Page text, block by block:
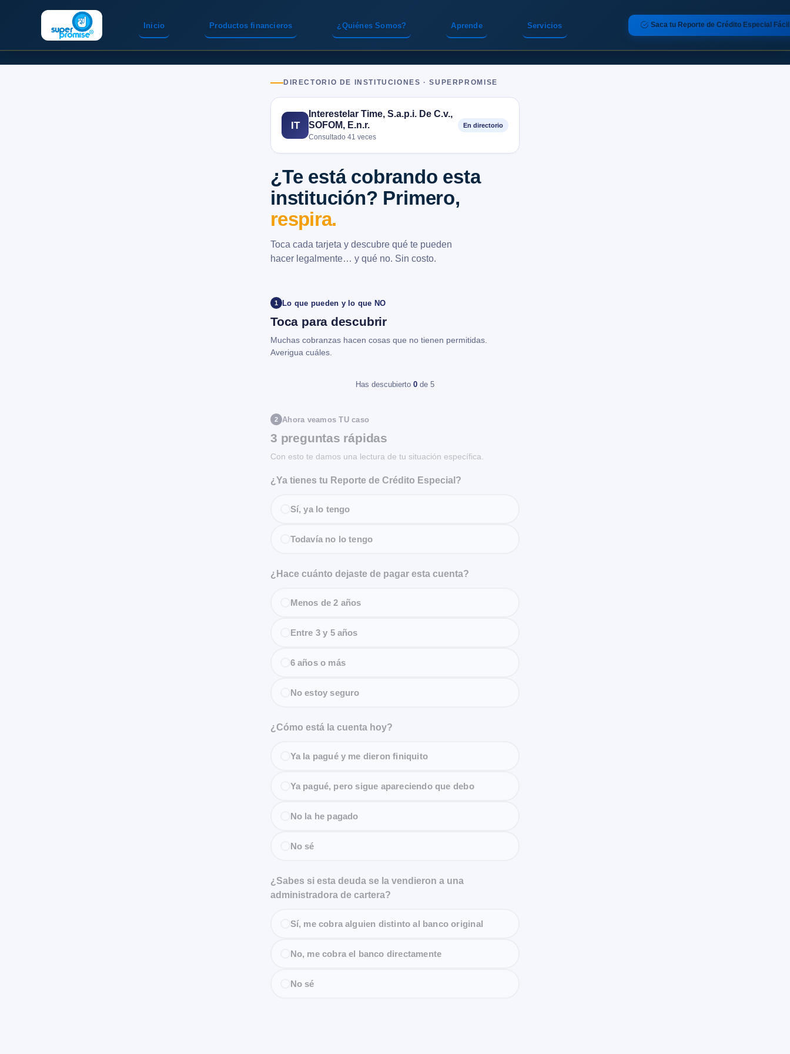
Inicio Servicios
Productos financieros ¿Quiénes Somos? Aprende Saca tu Reporte de Crédito Especial Fácil
DIRECTORIO DE INSTITUCIONES · SUPERPROMISE
IT
Interestelar Time, S.a.p.i. De C.v.,
SOFOM, E.n.r.
Consultado 41 veces
En directorio
¿Te está cobrando esta
institución? Primero,
respira.
Toca cada tarjeta y descubre qué te pueden
hacer legalmente… y qué no. Sin costo.
1 Lo que pueden y lo que NO
Toca para descubrir
Muchas cobranzas hacen cosas que no tienen permitidas.
Averigua cuáles.
Has descubierto 0 de 5
2 Ahora veamos TU caso
3 preguntas rápidas
Con esto te damos una lectura de tu situación específica.
¿Ya tienes tu Reporte de Crédito Especial?
Sí, ya lo tengo
Todavía no lo tengo
¿Hace cuánto dejaste de pagar esta cuenta?
Menos de 2 años
Entre 3 y 5 años
6 años o más
No estoy seguro
¿Cómo está la cuenta hoy?
Ya la pagué y me dieron finiquito
Ya pagué, pero sigue apareciendo que debo
No la he pagado
No sé
¿Sabes si esta deuda se la vendieron a una
administradora de cartera?
Sí, me cobra alguien distinto al banco original
No, me cobra el banco directamente
No sé